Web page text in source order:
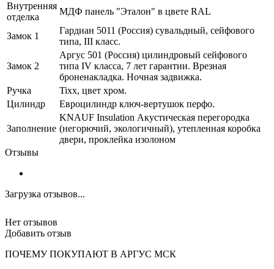
Внутренняя
отделка
МДФ панель "Эталон" в цвете RAL
Замок 1
Гардиан 5011 (Россия) сувальдный, сейфового
типа, III класс.
Замок 2
Аргус 501 (Россия) цилиндровый сейфового
типа IV класса, 7 лет гарантии. Врезная
броненакладка. Ночная задвижка.
Ручка
Tixx, цвет хром.
Цилиндр
Евроцилиндр ключ-вертушок перфо.
Заполнение
KNAUF Insulation Акустическая перегородка
(негорючий, экологичный), утепленная коробка
двери, проклейка изолоном
Отзывы
Загрузка отзывов...
Нет отзывов
Добавить отзыв
ПОЧЕМУ ПОКУПАЮТ В АРГУС МСК